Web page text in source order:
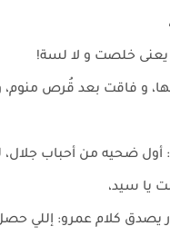
خلصت و لا لسة!
و فاقت بعد قُرص منوم،
ضحيه من أحباب جلال،
يا سيد،
يصدق كلام عمرو: إللي